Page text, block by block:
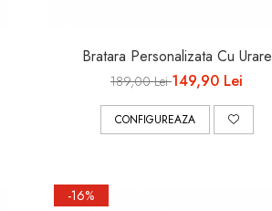
Bratara Personalizata Cu Urare
189,00 Lei149,90 Lei
CONFIGUREAZA
-16%